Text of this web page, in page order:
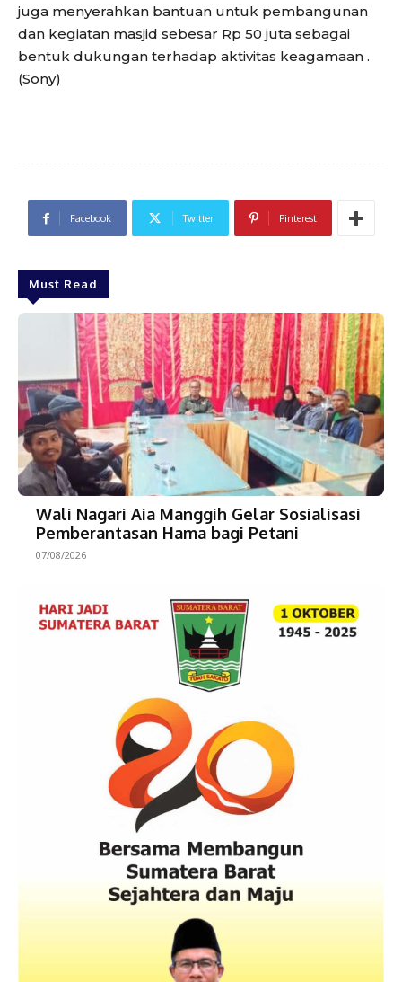
juga menyerahkan bantuan untuk pembangunan
dan kegiatan masjid sebesar Rp 50 juta sebagai
bentuk dukungan terhadap aktivitas keagamaan .
(Sony)
Facebook Twitter Pinterest
Must Read
Wali Nagari Aia Manggih Gelar Sosialisasi
Pemberantasan Hama bagi Petani
07/08/2026